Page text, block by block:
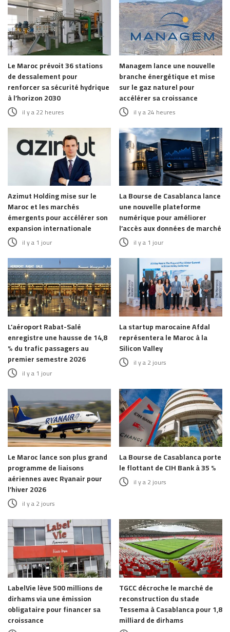
Le Maroc prévoit 36 stations
de dessalement pour
renforcer sa sécurité hydrique
à l’horizon 2030
il y a 22 heures
Managem lance une nouvelle
branche énergétique et mise
sur le gaz naturel pour
accélérer sa croissance
il y a 24 heures
Azimut Holding mise sur le
Maroc et les marchés
émergents pour accélérer son
expansion internationale
il y a 1 jour
La Bourse de Casablanca lance
une nouvelle plateforme
numérique pour améliorer
l’accès aux données de marché
il y a 1 jour
L’aéroport Rabat-Salé
enregistre une hausse de 14,8
% du trafic passagers au
premier semestre 2026
il y a 1 jour
La startup marocaine Afdal
représentera le Maroc à la
Silicon Valley
il y a 2 jours
Le Maroc lance son plus grand
programme de liaisons
aériennes avec Ryanair pour
l’hiver 2026
il y a 2 jours
La Bourse de Casablanca porte
le flottant de CIH Bank à 35 %
il y a 2 jours
LabelVie lève 500 millions de
dirhams via une émission
obligataire pour financer sa
croissance
TGCC décroche le marché de
reconstruction du stade
Tessema à Casablanca pour 1,8
milliard de dirhams